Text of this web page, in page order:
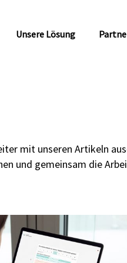
Unsere Lösung
mit unseren Artikeln
und gemeinsam die